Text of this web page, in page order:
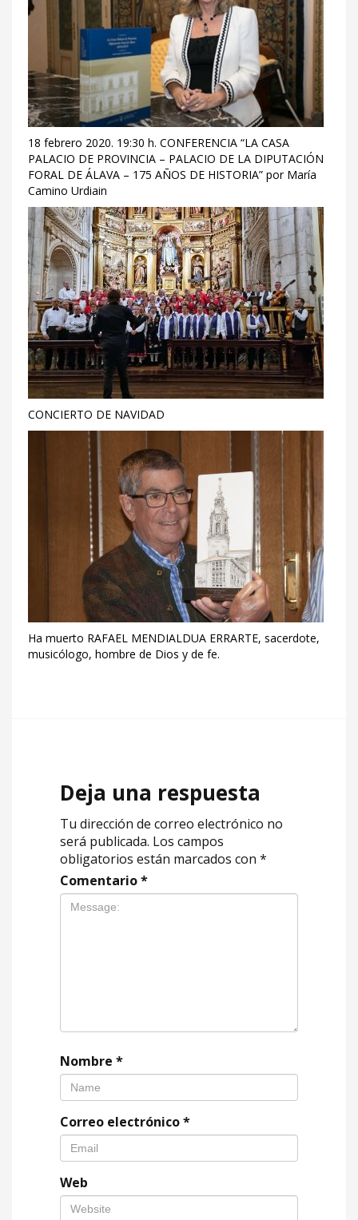
18 febrero 2020. 19:30 h. CONFERENCIA “LA CASA
PALACIO DE PROVINCIA – PALACIO DE LA DIPUTACIÓN
FORAL DE ÁLAVA – 175 AÑOS DE HISTORIA” por María
Camino Urdiain
CONCIERTO DE NAVIDAD
Ha muerto RAFAEL MENDIALDUA ERRARTE, sacerdote,
musicólogo, hombre de Dios y de fe.
Deja una respuesta
Tu dirección de correo electrónico no
será publicada. Los campos
obligatorios están marcados con *
Comentario*
Nombre *
Correo electrónico*
Web